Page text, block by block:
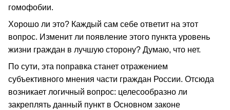
гомофобии.
Хорошо ли это? Каждый сам себе ответит на этот
вопрос. Изменит ли появление этого пункта уровень
жизни граждан в лучшую сторону? Думаю, что нет.
По сути, эта поправка станет отражением
субъективного мнения части граждан России. Отсюда
возникает логичный вопрос: целесообразно ли
закреплять данный пункт в Основном законе